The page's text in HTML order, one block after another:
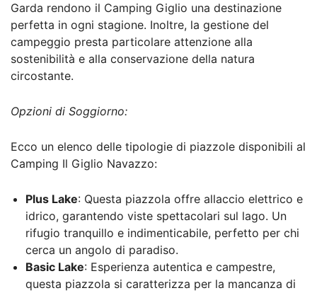
Garda rendono il Camping Giglio una destinazione
perfetta in ogni stagione. Inoltre, la gestione del
campeggio presta particolare attenzione alla
sostenibilità e alla conservazione della natura
circostante.
Opzioni di Soggiorno:
Ecco un elenco delle tipologie di piazzole disponibili al
Camping Il Giglio Navazzo:
Plus Lake: Questa piazzola offre allaccio elettrico e
idrico, garantendo viste spettacolari sul lago. Un
rifugio tranquillo e indimenticabile, perfetto per chi
cerca un angolo di paradiso.
Basic Lake: Esperienza autentica e campestre,
questa piazzola si caratterizza per la mancanza di